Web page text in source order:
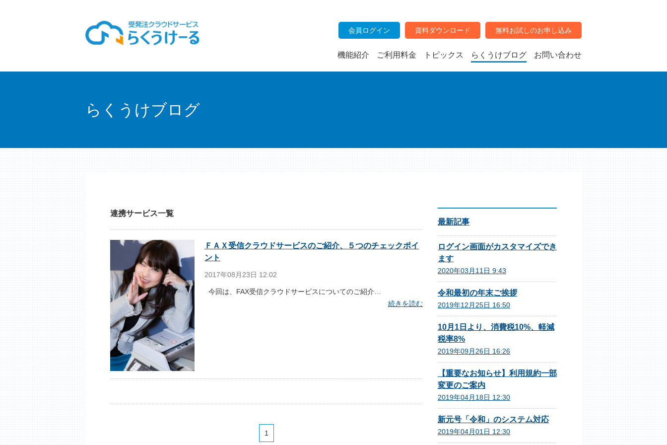
機能紹介 ご利用料金 トピックス らくうけブログ お問い合わせ
会員ログイン 資料ダウンロード 無料お試しのお申し込み
らくうけブログ
連携サービス一覧
ＦＡＸ受信クラウドサービスのご紹介、５つのチェックポイ
ント
2017年08月23日 12:02
今回は、FAX受信クラウドサービスについてのご紹介…
続きを読む
1
最新記事
ログイン画面がカスタマイズでき
ます
2020年03月11日 9:43
令和最初の年末ご挨拶
2019年12月25日 16:50
10月1日より、消費税10%、軽減
税率8%
2019年09月26日 16:26
【重要なお知らせ】利用規約一部
変更のご案内
2019年04月18日 12:30
新元号「令和」のシステム対応
2019年04月01日 12:30